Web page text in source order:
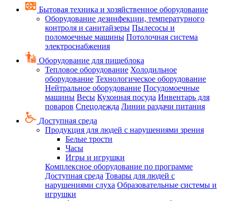
Бытовая техника и хозяйственное оборудование
Оборудование дезинфекции, температурного
контроля и санитайзеры Пылесосы и
поломоечные машины Потолочная система
электроснабжения
Оборудование для пищеблока
Тепловое оборудование Холодильное
оборудование Технологическое оборудование
Нейтральное оборудование Посудомоечные
машины Весы Кухонная посуда Инвентарь для
поваров Спецодежда Линии раздачи питания
Доступная среда
Продукция для людей с нарушениями зрения
Белые трости
Часы
Игры и игрушки
Комплексное оборудование по программе
Доступная среда Товары для людей с
нарушениями слуха Образовательные системы и
игрушки